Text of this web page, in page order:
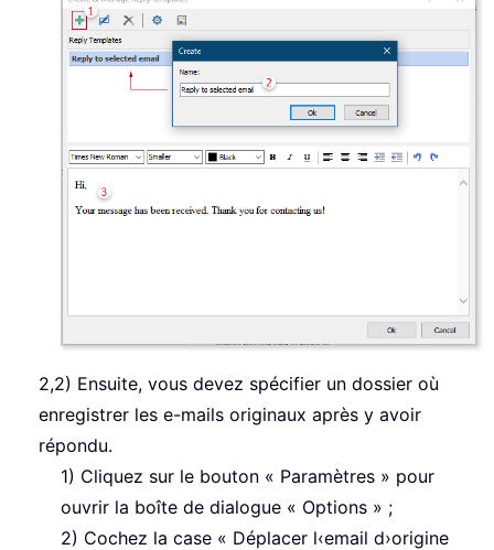
2,2) Ensuite, vous devez spécifier un dossier où
enregistrer les e-mails originaux après y avoir
répondu.
1) Cliquez sur le bouton « Paramètres » pour
ouvrir la boîte de dialogue « Options » ;
2) Cochez la case « Déplacer l‹email d›origine